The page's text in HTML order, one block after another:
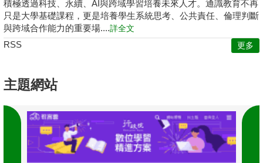
積極透過科技、永續、AI與跨域學習培養未來人才。通識教育不再
只是大學基礎課程，更是培養學生系統思考、公共責任、倫理判斷
與跨域合作能力的重要場....詳全文
RSS 更多
主題網站